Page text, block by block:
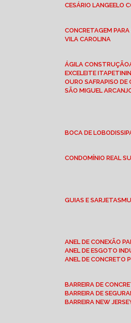
CESÁRIO LANGE ELO
CONCRETAGEM
VILA CAROLINA
ÁGILA CONSTRUÇÃO
EXCELEITE
OURO SAFRA PISO
SÃO MIGUEL
BOCA DE LOBO
CONDOMÍNIO REAL
GUIAS E SARJETAS
ANEL DE CONEXÃO
ANEL DE ESGOTO
ANEL DE
BARREIRA DE
BARREIRA DE
BARREIRA NEW